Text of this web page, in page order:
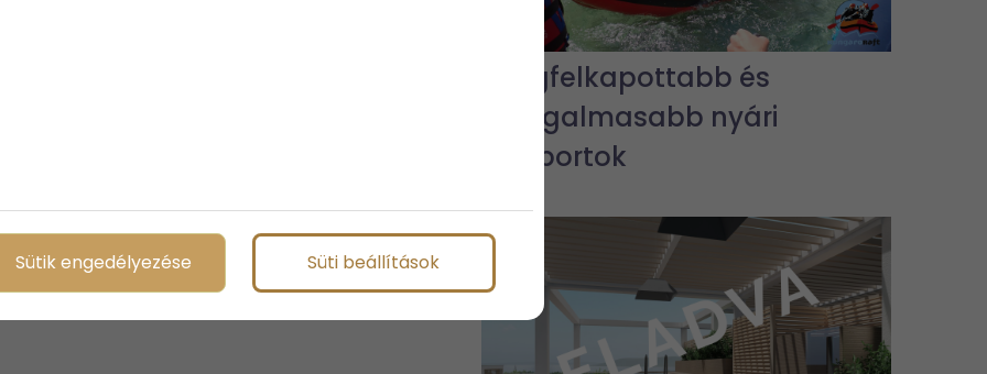
A legfelkapottabb és
legizgalmasabb nyári
vízisportok
Sütik engedélyezése Süti beállítások